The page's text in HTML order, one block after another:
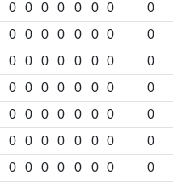
0 0 0 0 0 0 0
0
0 0 0 0 0 0 0
0
0 0 0 0 0 0 0
0
0 0 0 0 0 0 0
0
0 0 0 0 0 0 0
0
0 0 0 0 0 0 0
0
0 0 0 0 0 0 0
0